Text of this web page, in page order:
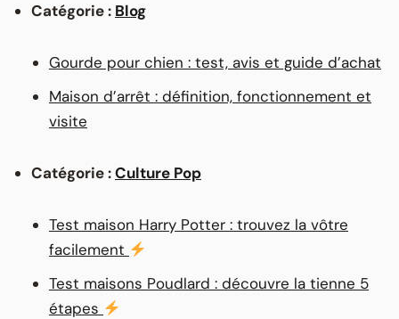
Catégorie : Blog
Gourde pour chien : test, avis et guide d’achat
Maison d’arrêt : définition, fonctionnement et
visite
Catégorie :Culture Pop
Test maison Harry Potter : trouvez la vôtre
facilement
Test maisons Poudlard : découvre la tienne 5
étapes